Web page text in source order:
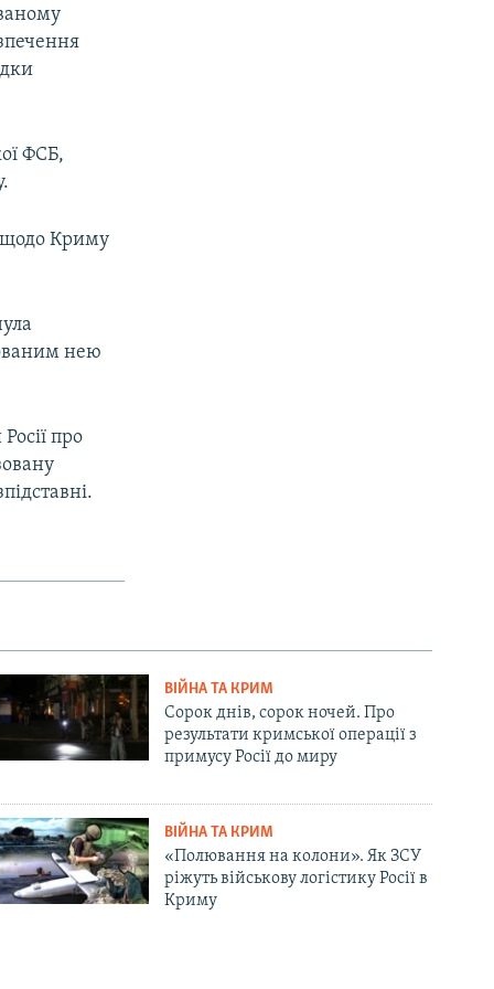
ФСБ,
щодо Криму
нею
про
ВІЙНА ТА КРИМ
Сорок днів, сорок ночей. Про
результати кримської операції з
примусу Росії до миру
ВІЙНА ТА КРИМ
«Полювання на колони». Як ЗСУ
ріжуть військову логістику Росії в
Криму